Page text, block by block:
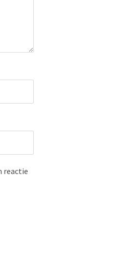
reactie